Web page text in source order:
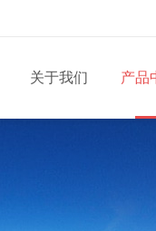
关于我们 产品